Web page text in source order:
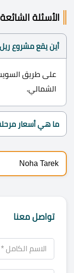
الأسئلة الشائعة
أين يقع مشروع
على طريق
الشمالي.
ما هي أسعار
Noha Tarek
تواصل معنا